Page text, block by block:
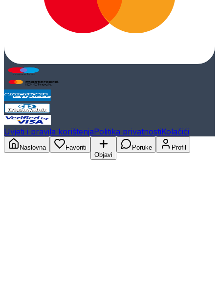
Uvjeti i pravila korištenjaPolitika privatnostiKolačići
Naslovna
Favoriti
Objavi
Poruke Profil